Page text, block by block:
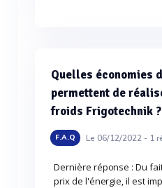
Quelles économies
permettent de
froids Frigotechnik ?
F.A.Q Le 06/12/2022 - 1
Dernière réponse : Du
prix de l'énergie, il est